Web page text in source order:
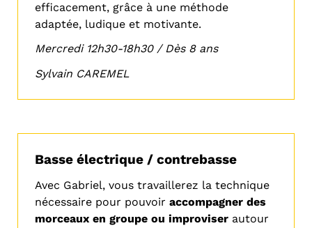
efficacement, grâce à une méthode
adaptée, ludique et motivante.
Mercredi 12h30-18h30 / Dès 8 ans
Sylvain CAREMEL
Basse électrique / contrebasse
Avec Gabriel, vous travaillerez la technique
nécessaire pour pouvoir accompagner des
morceaux en groupe ou improviser autour